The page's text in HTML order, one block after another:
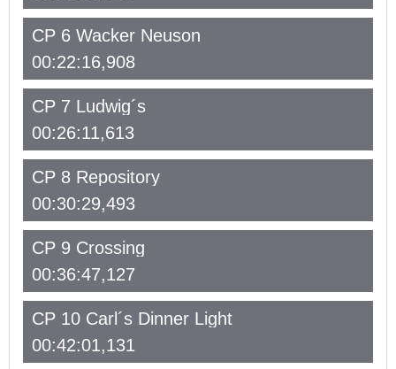
CP 6 Wacker Neuson
00:22:16,908
CP 7 Ludwig´s
00:26:11,613
CP 8 Repository
00:30:29,493
CP 9 Crossing
00:36:47,127
CP 10 Carl´s Dinner Light
00:42:01,131